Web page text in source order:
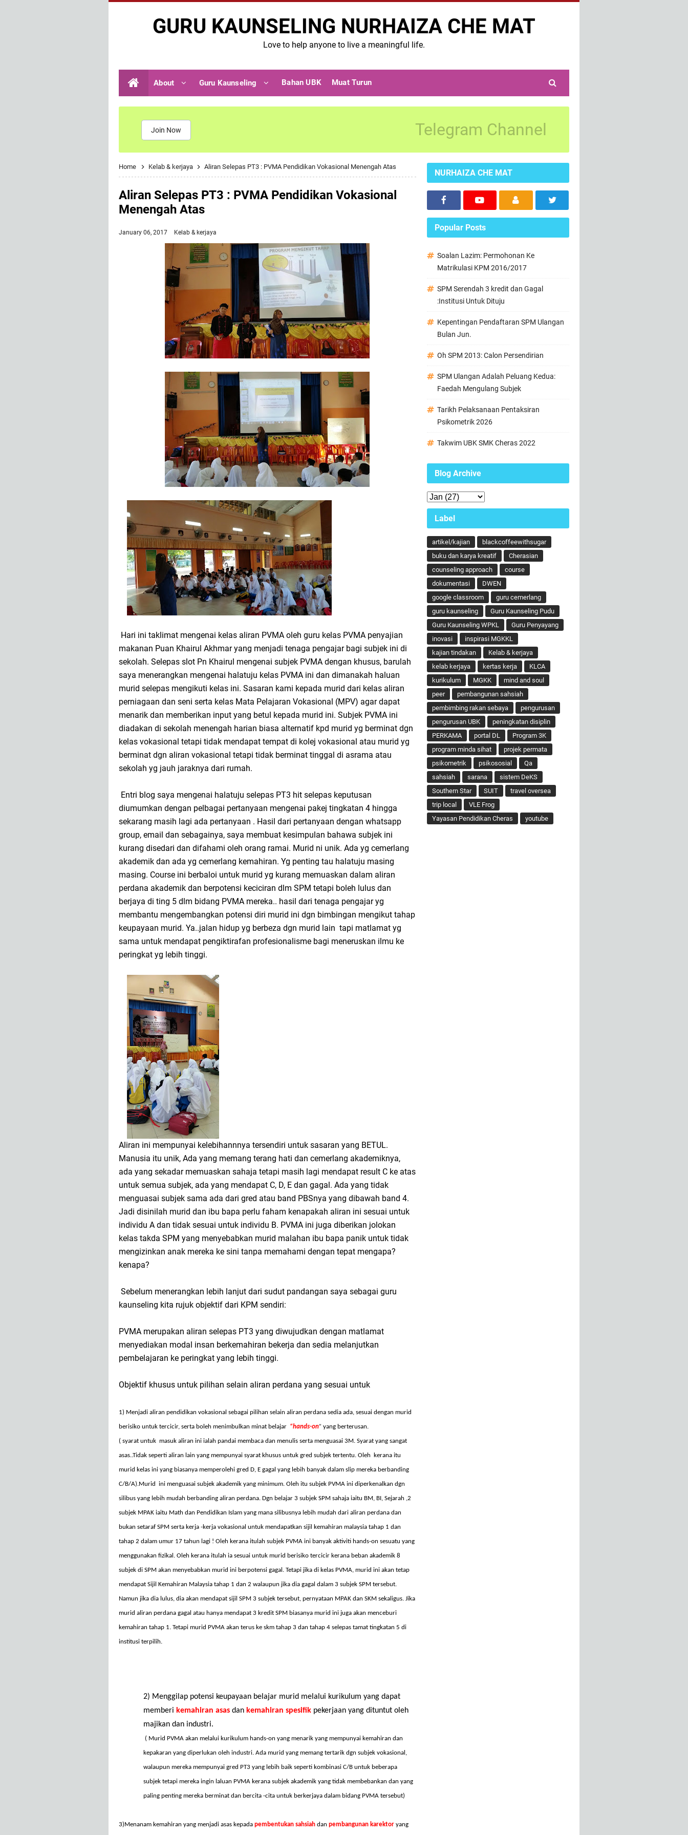
GURU KAUNSELING NURHAIZA CHE MAT
Love to help anyone to live a meaningful life.
About Guru Kaunseling Bahan UBK Muat Turun
Join Now Telegram Channel
Home Kelab & kerjaya Aliran Selepas PT3 : PVMA Pendidikan Vokasional Menengah Atas
Aliran Selepas PT3 : PVMA Pendidikan Vokasional
Menengah Atas
January 06, 2017 Kelab & kerjaya
Hari ini taklimat mengenai kelas aliran PVMA oleh guru kelas PVMA penyajian
makanan Puan Khairul Akhmar yang menjadi tenaga pengajar bagi subjek ini di
sekolah. Selepas slot Pn Khairul mengenai subjek PVMA dengan khusus, barulah
saya menerangkan mengenai halatuju kelas PVMA ini dan dimanakah haluan
murid selepas mengikuti kelas ini. Sasaran kami kepada murid dari kelas aliran
perniagaan dan seni serta kelas Mata Pelajaran Vokasional (MPV) agar dapat
menarik dan memberikan input yang betul kepada murid ini. Subjek PVMA ini
diadakan di sekolah menengah harian biasa alternatif kpd murid yg berminat dgn
kelas vokasional tetapi tidak mendapat tempat di kolej vokasional atau murid yg
berminat dgn aliran vokasional tetapi tidak berminat tinggal di asrama atau
sekolah yg jauh jaraknya dari rumah.
Entri blog saya mengenai halatuju selepas PT3 hit selepas keputusan
diumumkan dengan pelbagai pertanyaan mengenai pakej tingkatan 4 hingga
sekarang masih lagi ada pertanyaan . Hasil dari pertanyaan dengan whatsapp
group, email dan sebagainya, saya membuat kesimpulan bahawa subjek ini
kurang disedari dan difahami oleh orang ramai. Murid ni unik. Ada yg cemerlang
akademik dan ada yg cemerlang kemahiran. Yg penting tau halatuju masing
masing. Course ini berbaloi untuk murid yg kurang memuaskan dalam aliran
perdana akademik dan berpotensi keciciran dlm SPM tetapi boleh lulus dan
berjaya di ting 5 dlm bidang PVMA mereka.. hasil dari tenaga pengajar yg
membantu mengembangkan potensi diri murid ini dgn bimbingan mengikut tahap
keupayaan murid. Ya..jalan hidup yg berbeza dgn murid lain tapi matlamat yg
sama untuk mendapat pengiktirafan profesionalisme bagi meneruskan ilmu ke
peringkat yg lebih tinggi.
Aliran ini mempunyai kelebihannnya tersendiri untuk sasaran yang BETUL.
Manusia itu unik, Ada yang memang terang hati dan cemerlang akademiknya,
ada yang sekadar memuaskan sahaja tetapi masih lagi mendapat result C ke atas
untuk semua subjek, ada yang mendapat C, D, E dan gagal. Ada yang tidak
menguasai subjek sama ada dari gred atau band PBSnya yang dibawah band 4.
Jadi disinilah murid dan ibu bapa perlu faham kenapakah aliran ini sesuai untuk
individu A dan tidak sesuai untuk individu B. PVMA ini juga diberikan jolokan
kelas takda SPM yang menyebabkan murid malahan ibu bapa panik untuk tidak
mengizinkan anak mereka ke sini tanpa memahami dengan tepat mengapa?
kenapa?
Sebelum menerangkan lebih lanjut dari sudut pandangan saya sebagai guru
kaunseling kita rujuk objektif dari KPM sendiri:
PVMA merupakan aliran selepas PT3 yang diwujudkan dengan matlamat
menyediakan modal insan berkemahiran bekerja dan sedia melanjutkan
pembelajaran ke peringkat yang lebih tinggi.
Objektif khusus untuk pilihan selain aliran perdana yang sesuai untuk
1) Menjadi aliran pendidikan vokasional sebagai pilihan selain aliran perdana sedia ada, sesuai dengan murid
berisiko untuk tercicir, serta boleh menimbulkan minat belajar “hands-on” yang berterusan.
( syarat untuk masuk aliran ini ialah pandai membaca dan menulis serta menguasai 3M. Syarat yang sangat
asas..Tidak seperti aliran lain yang mempunyai syarat khusus untuk gred subjek tertentu. Oleh kerana itu
murid kelas ini yang biasanya memperolehi gred D, E gagal yang lebih banyak dalam slip mereka berbanding
C/B/A).Murid ini menguasai subjek akademik yang minimum. Oleh itu subjek PVMA ini diperkenalkan dgn
silibus yang lebih mudah berbanding aliran perdana. Dgn belajar 3 subjek SPM sahaja iaitu BM, BI, Sejarah ,2
subjek MPAK iaitu Math dan Pendidikan Islam yang mana silibusnya lebih mudah dari aliran perdana dan
bukan setaraf SPM serta kerja -kerja vokasional untuk mendapatkan sijil kemahiran malaysia tahap 1 dan
tahap 2 dalam umur 17 tahun lagi ! Oleh kerana itulah subjek PVMA ini banyak aktiviti hands-on sesuatu yang
menggunakan fizikal. Oleh kerana itulah ia sesuai untuk murid berisiko tercicir kerana beban akademik 8
subjek di SPM akan menyebabkan murid ini berpotensi gagal. Tetapi jika di kelas PVMA, murid ini akan tetap
mendapat Sijil Kemahiran Malaysia tahap 1 dan 2 walaupun jika dia gagal dalam 3 subjek SPM tersebut.
Namun jika dia lulus, dia akan mendapat sijil SPM 3 subjek tersebut, pernyataan MPAK dan SKM sekaligus. Jika
murid aliran perdana gagal atau hanya mendapat 3 kredit SPM biasanya murid ini juga akan menceburi
kemahiran tahap 1. Tetapi murid PVMA akan terus ke skm tahap 3 dan tahap 4 selepas tamat tingkatan 5 di
institusi terpilih.
2) Menggilap potensi keupayaan belajar murid melalui kurikulum yang dapat
memberi kemahiran asas dan kemahiran spesifik pekerjaan yang dituntut oleh
majikan dan industri.
( Murid PVMA akan melalui kurikulum hands-on yang menarik yang mempunyai kemahiran dan
kepakaran yang diperlukan oleh industri. Ada murid yang memang tertarik dgn subjek vokasional,
walaupun mereka mempunyai gred PT3 yang lebih baik seperti kombinasi C/B untuk beberapa
subjek tetapi mereka ingin laluan PVMA kerana subjek akademik yang tidak membebankan dan yang
paling penting mereka berminat dan bercita -cita untuk berkerjaya dalam bidang PVMA tersebut)
3)Menanam kemahiran yang menjadi asas kepada pembentukan sahsiah dan pembangunan karektor yang
NURHAIZA CHE MAT
Popular Posts
Soalan Lazim: Permohonan Ke
Matrikulasi KPM 2016/2017
SPM Serendah 3 kredit dan Gagal
:Institusi Untuk Dituju
Kepentingan Pendaftaran SPM Ulangan
Bulan Jun.
Oh SPM 2013: Calon Persendirian
SPM Ulangan Adalah Peluang Kedua:
Faedah Mengulang Subjek
Tarikh Pelaksanaan Pentaksiran
Psikometrik 2026
Takwim UBK SMK Cheras 2022
Blog Archive
Label
artikel/kajian
blackcoffeewithsugar
buku dan karya kreatif
Cherasian
counseling approach
course
dokumentasi
DWEN
google classroom
guru cemerlang
guru kaunseling
Guru Kaunseling Pudu
Guru Kaunseling WPKL
Guru Penyayang
inovasi
inspirasi MGKKL
kajian tindakan
Kelab & kerjaya
kelab kerjaya
kertas kerja
KLCA
kurikulum
MGKK
mind and soul
peer
pembangunan sahsiah
pembimbing rakan sebaya
pengurusan
pengurusan UBK
peningkatan disiplin
PERKAMA
portal DL
Program 3K
program minda sihat
projek permata
psikometrik
psikososial
Qa
sahsiah
sarana
sistem DeKS
Southern Star
SUIT
travel oversea
trip local
VLE Frog
Yayasan Pendidikan Cheras
youtube